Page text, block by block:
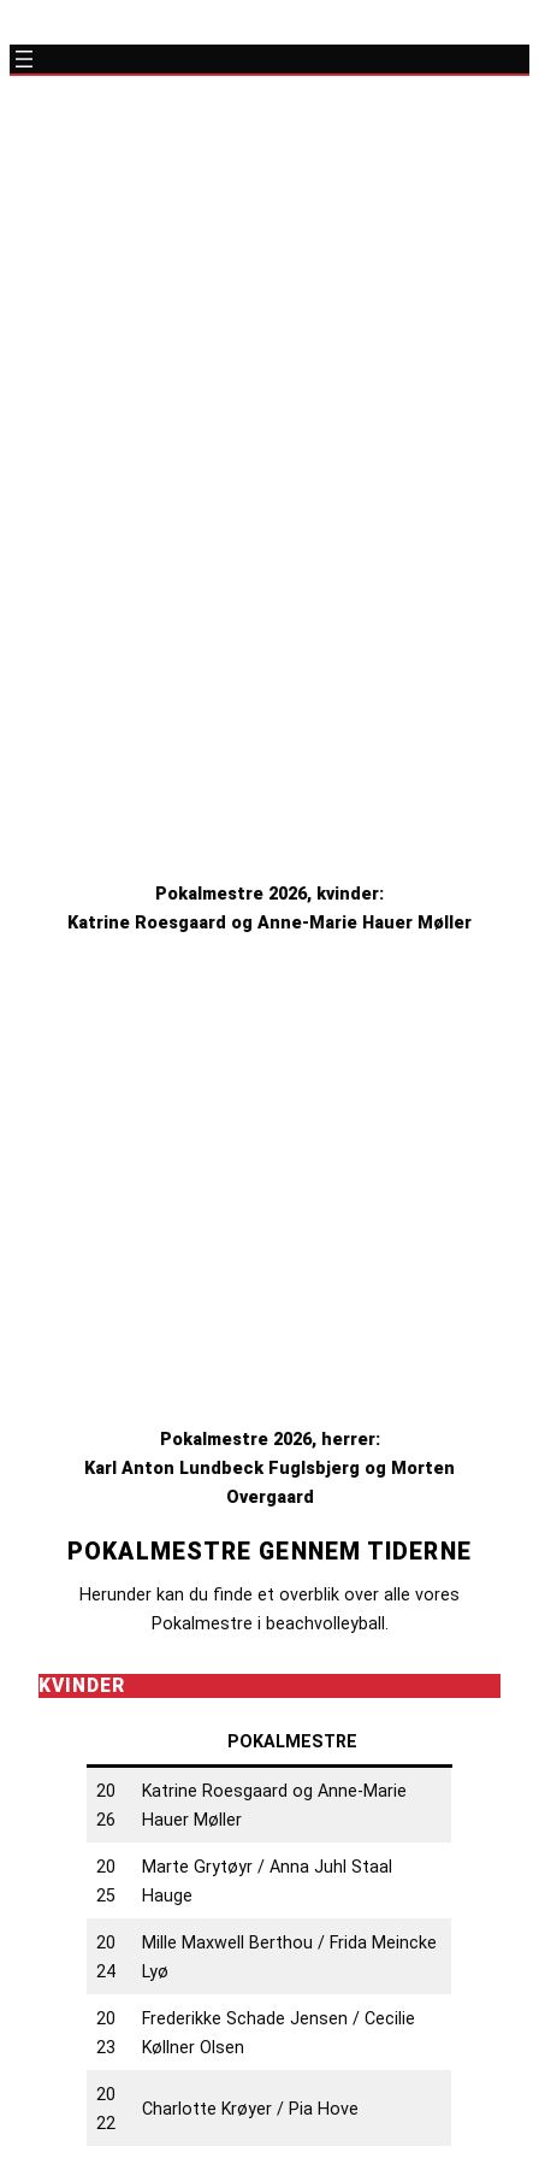
Pokalmestre 2026, kvinder:
Katrine Roesgaard og Anne-Marie Hauer Møller
Pokalmestre 2026, herrer:
Karl Anton Lundbeck Fuglsbjerg og Morten
Overgaard
POKALMESTRE GENNEM TIDERNE
Herunder kan du finde et overblik over alle vores
Pokalmestre i beachvolleyball.
KVINDER
POKALMESTRE
20
26
Katrine Roesgaard og Anne-Marie
Hauer Møller
20
25
Marte Grytøyr / Anna Juhl Staal
Hauge
20
24
Mille Maxwell Berthou / Frida Meincke
Lyø
20
23
Frederikke Schade Jensen / Cecilie
Køllner Olsen
20
22
Charlotte Krøyer / Pia Hove